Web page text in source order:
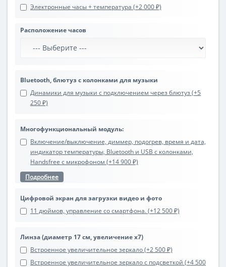
Электронные часы + температура (+2 000 ₽)
Расположение часов
Bluetooth, блютуз с колонками для музыки
Динамики для музыки с подключением через блютуз (+5
250 ₽)
Многофункциональный модуль:
Включение/выключение, диммер, подогрев, время и дата,
индикатор температуры, Bluetooth и USB с колонками,
Handsfree с микрофоном (+14 900 ₽)
Подробнее
Цифровой экран для загрузки видео и фото
11 дюймов, управление со смартфона. (+12 500 ₽)
Линза (диаметр 17 см, увеличение х7)
Встроенное увеличительное зеркало (+2 500 ₽)
Встроенное увеличительное зеркало с подсветкой (+4 500